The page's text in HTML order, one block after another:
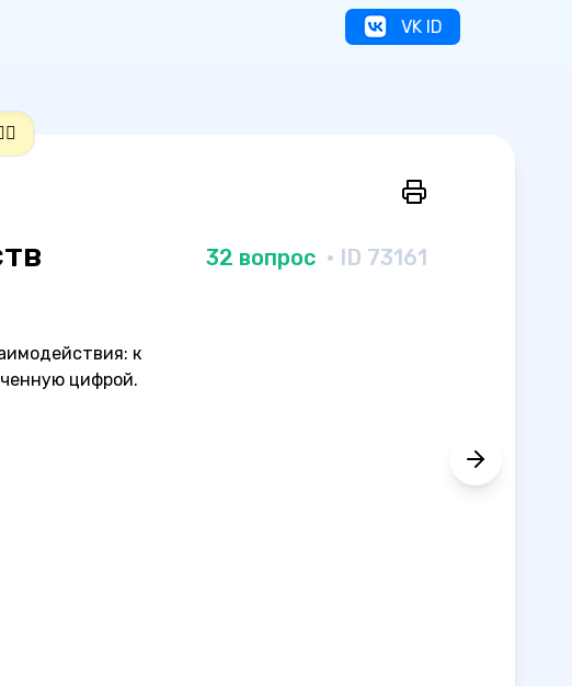
VK ID
32 вопрос · ID 73161
к
цифрой.